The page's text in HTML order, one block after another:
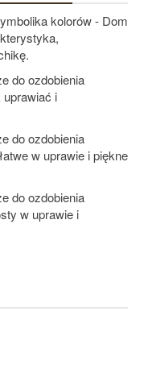
kolorów - Dom
do ozdobienia
uprawiać i
do ozdobienia
w uprawie i piękne
do ozdobienia
w uprawie i